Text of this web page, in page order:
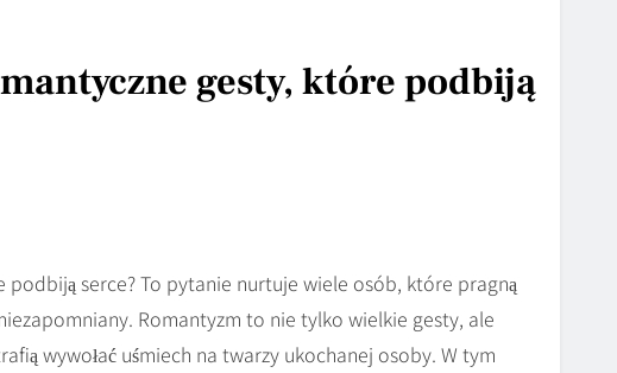
gesty, które podbiją
serce? To pytanie nurtuje wiele osób, które pragną
Romantyzm to nie tylko wielkie gesty, ale
wywołać uśmiech na twarzy ukochanej osoby. W tym